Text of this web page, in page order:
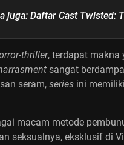
juga: Daftar Cast Twisted:
thriller, terdapat makna
sangat
seram, series ini
macam metode
seksualnya, eksklusif di